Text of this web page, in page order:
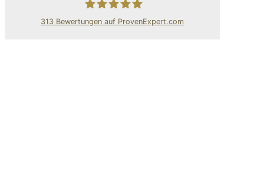
313 Bewertungen auf ProvenExpert.com